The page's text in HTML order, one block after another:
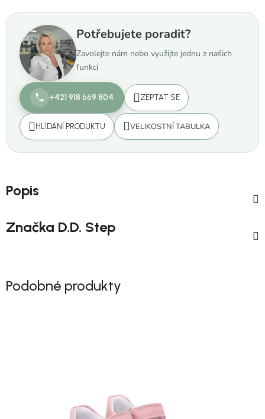
Potřebujete poradit?
Zavolejte nám nebo využijte jednu z našich
funkcí
+421 918 669 804 ZEPTAT SE
HLÍDÁNÍ PRODUKTU VELIKOSTNÍ TABULKA
Popis
Značka D.D. Step
Podobné produkty